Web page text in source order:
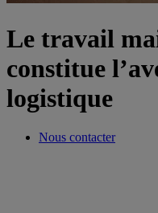
Le travail
constitue
logistique
Nous contacter